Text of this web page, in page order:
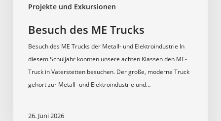
Projekte und Exkursionen
Besuch des ME Trucks
Besuch des ME Trucks der Metall- und Elektroindustrie In
diesem Schuljahr konnten unsere achten Klassen den ME-
Truck in Vaterstetten besuchen. Der große, moderne Truck
gehört zur Metall- und Elektroindustrie und…
26. Juni 2026